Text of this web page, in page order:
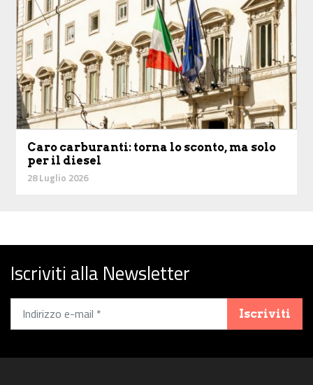
Caro carburanti: torna lo sconto, ma solo
per il diesel
28 Luglio 2026
Iscriviti alla Newsletter
Iscriviti